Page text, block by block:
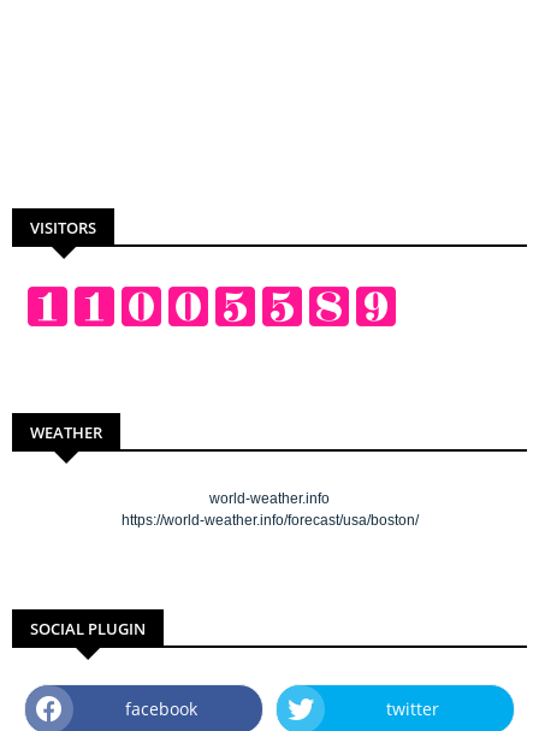
VISITORS
WEATHER
world-weather.info
https://world-weather.info/forecast/usa/boston/
SOCIAL PLUGIN
facebook twitter